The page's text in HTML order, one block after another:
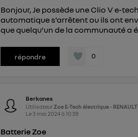
Bonjour, Je possède une Clio V e-
automatique s'arrêtent ou ils ont
que quelqu'un de la communauté a
répondre 0
Berkanes
UtilisateurZoe E-Tech électrique - RENAULT
Le 3 mai 2024à10:38
Batterie Zoe